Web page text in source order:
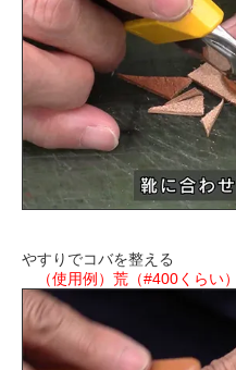
やすりでコバを整える
（使用例）荒（#400くらい